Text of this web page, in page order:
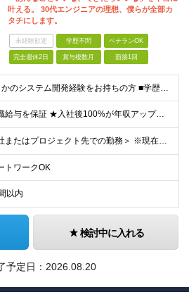
叶える。 30代エンジニアの理想、僕らが全部カ
タチにします。
未経験歓迎 学歴不問 ベテランOK
完全週休2日 賞与複数月 面接1回
■何らかのシステム開発経験をお持ちの方 ■学歴不問 ＜こんな“前向き”な方を歓迎します＞ ・会社が大きくなっていく過程を楽しみたい方 ・決められたルールに従うだけでなく、自分で考えて動ける方 ・新し
★前職給与を保証 ★入社後100%が年収アップの実績あり 月給35万円～＋賞与年2回（各1.5ヶ月分） └残業代全額支給（固定残業代なし） └決算賞与（会社の年度末の利益に応じて、決算賞与を支給）
＜本社またはプロジェクト先での勤務＞ ※現在はチームビルディングを目的に、本社への持ち帰り・自社内での勤務を基本としています。 案件や個人の事情に応じて、リモートワークも可能です。 【本社】 東京都
トワークOK
以内
検討中に入れる
予定日： 2026.08.20